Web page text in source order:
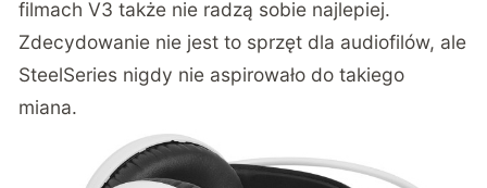
filmach V3 także nie radzą sobie najlepiej.
Zdecydowanie nie jest to sprzęt dla audiofilów, ale
SteelSeries nigdy nie aspirowało do takiego
miana.